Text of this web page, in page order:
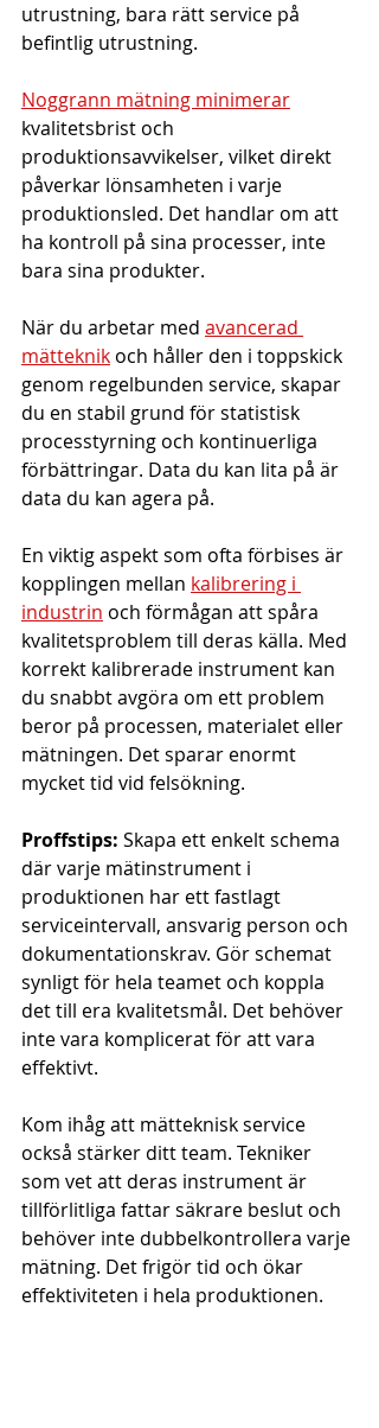
utrustning, bara rätt service på
befintlig utrustning.
Noggrann mätning minimerar
kvalitetsbrist och
produktionsavvikelser, vilket direkt
påverkar lönsamheten i varje
produktionsled. Det handlar om att
ha kontroll på sina processer, inte
bara sina produkter.
När du arbetar med avancerad
mätteknik och håller den i toppskick
genom regelbunden service, skapar
du en stabil grund för statistisk
processtyrning och kontinuerliga
förbättringar. Data du kan lita på är
data du kan agera på.
En viktig aspekt som ofta förbises är
kopplingen mellan kalibrering i
industrin och förmågan att spåra
kvalitetsproblem till deras källa. Med
korrekt kalibrerade instrument kan
du snabbt avgöra om ett problem
beror på processen, materialet eller
mätningen. Det sparar enormt
mycket tid vid felsökning.
Proffstips: Skapa ett enkelt schema
där varje mätinstrument i
produktionen har ett fastlagt
serviceintervall, ansvarig person och
dokumentationskrav. Gör schemat
synligt för hela teamet och koppla
det till era kvalitetsmål. Det behöver
inte vara komplicerat för att vara
effektivt.
Kom ihåg att mätteknisk service
också stärker ditt team. Tekniker
som vet att deras instrument är
tillförlitliga fattar säkrare beslut och
behöver inte dubbelkontrollera varje
mätning. Det frigör tid och ökar
effektiviteten i hela produktionen.